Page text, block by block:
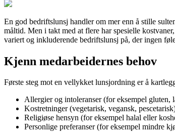
En god bedriftslunsj handler om mer enn å stille
måltid. Men i takt med at flere har spesielle
variert og inkluderende bedriftslunsj på, der ingen
Kjenn medarbeidernes behov
Første steg mot en vellykket lunsjordning er å
Allergier og intoleranser (for eksempel gluten,
Kostretninger (vegetarisk, vegansk,
Religiøse hensyn (for eksempel halal eller
Personlige preferanser (for eksempel mindre